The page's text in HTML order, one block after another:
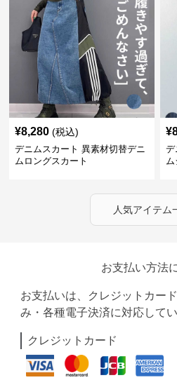
¥8,280 (税込)
デニムスカート 異素材切替デニ
ムロングスカート
¥
デ
ム
人気アイテム
お支払い方法
お支払いは、クレジットカー
み・各種電子決済に対応してい
クレジットカード